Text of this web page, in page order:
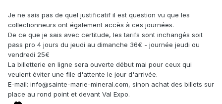
Je ne sais pas de quel justificatif il est question vu que les
collectionneurs ont également accès à ces journées.
De ce que je sais avec certitude, les tarifs sont inchangés soit
pass pro 4 jours du jeudi au dimanche 36€ - journée jeudi ou
vendredi 25€
La billetterie en ligne sera ouverte début mai pour ceux qui
veulent éviter une file d'attente le jour d'arrivée.
E-mail: info@sainte-marie-mineral.com, sinon achat des billets sur
place au rond point et devant Val Expo.